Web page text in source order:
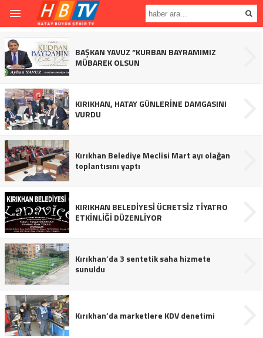
BAŞKAN YAVUZ “KURBAN BAYRAMIMIZ
MÜBAREK OLSUN
KIRIKHAN, HATAY GÜNLERİNE DAMGASINI
VURDU
Kırıkhan Belediye Meclisi Mart ayı olağan
toplantısını yaptı
KIRIKHAN BELEDİYESİ ÜCRETSİZ TİYATRO
ETKİNLİĞİ DÜZENLİYOR
Kırıkhan’da 3 sentetik saha hizmete
sunuldu
Kırıkhan’da marketlere KDV denetimi